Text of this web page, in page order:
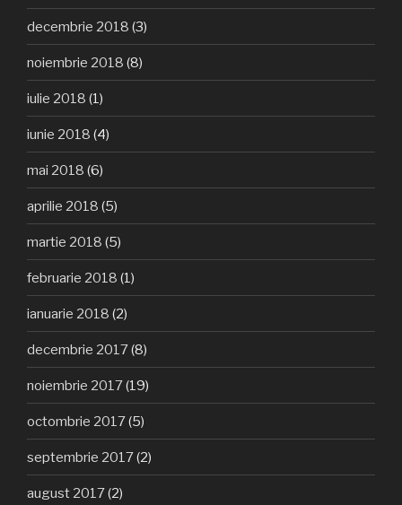
decembrie 2018 (3)
noiembrie 2018 (8)
iulie 2018 (1)
iunie 2018 (4)
mai 2018 (6)
aprilie 2018 (5)
martie 2018 (5)
februarie 2018 (1)
ianuarie 2018 (2)
decembrie 2017(8)
noiembrie 2017(19)
octombrie 2017(5)
septembrie 2017(2)
august 2017(2)